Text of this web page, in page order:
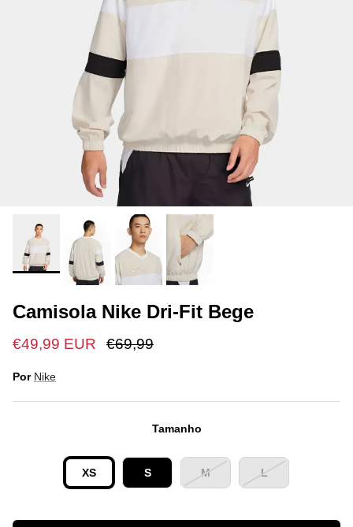
Camisola Nike Dri-Fit Bege
€49,99 EUR €69,99
Por Nike
Tamanho
XS S M L